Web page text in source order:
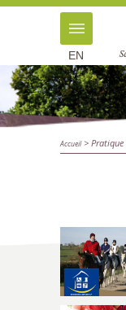
EN
Accueil> Pratique